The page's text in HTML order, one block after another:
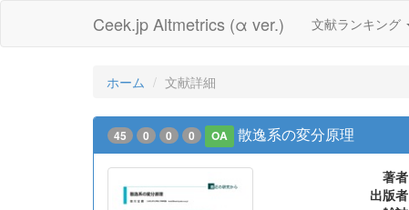
Ceek.jp Altmetrics (α ver.) 文献ランキング
ホーム 文献詳細
45 0 0 0 OA 散逸系の変分原理
著者
出版者